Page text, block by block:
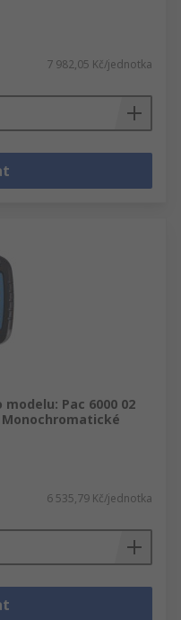
7 982,05 Kč/jednotka
modelu: Pac 6000 02
6 535,79 Kč/jednotka